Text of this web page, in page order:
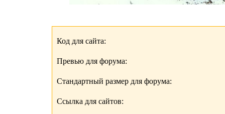
Код для сайта:
Превью для форума:
Стандартный размер для форума:
Ссылка для сайтов: